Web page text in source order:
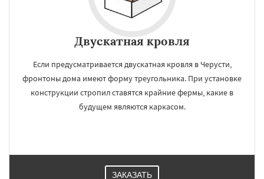
Двускатная кровля
Если предусматривается двускатная кровля в Черусти,
фронтоны дома имеют форму треугольника. При установке
конструкции стропил ставятся крайние фермы, какие в
будущем являются каркасом.
ЗАКАЗАТЬ